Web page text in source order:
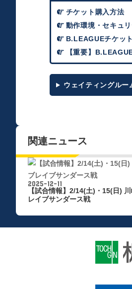
チケット購入方法
動作環境・セキュ
B.LEAGUEチケッ
【重要】
ウェイティングルー
関連ニュース
2025-12-11
【試合情報】2/14(土)・15(日)
レイブサンダース戦